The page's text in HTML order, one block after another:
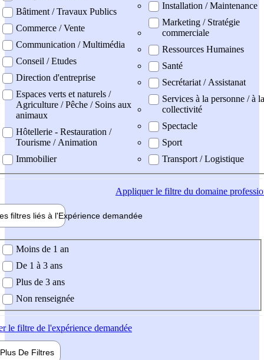
Bâtiment / Travaux Publics
Commerce / Vente
Communication / Multimédia
Conseil / Etudes
Direction d'entreprise
Espaces verts et naturels /
Agriculture / Pêche / Soins aux
animaux
Hôtellerie - Restauration /
Tourisme / Animation
Immobilier
Installation / Maintenance
Marketing / Stratégie
commerciale
Ressources Humaines
Santé
Secrétariat / Assistanat
Services à la personne / à la
collectivité
Spectacle
Sport
Transport / Logistique
Appliquerle filtre du domaine
filtres liés à l'Expérience demandée
demandée
Moins de 1 an
De 1 à 3 ans
Plus de 3 ans
Non renseignée
le filtre de l'expérience demandée
Plus De Filtres